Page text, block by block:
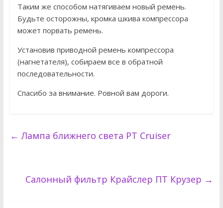
Таким же способом натягиваем новый ремень.
Будьте осторожны, кромка шкива компрессора
может порвать ремень.
Установив приводной ремень компрессора
(нагнетателя), собираем все в обратной
последовательности.
Спасибо за внимание. Ровной вам дороги.
← Лампа ближнего света PT Cruiser
Салонный фильтр Крайслер ПТ Крузер →